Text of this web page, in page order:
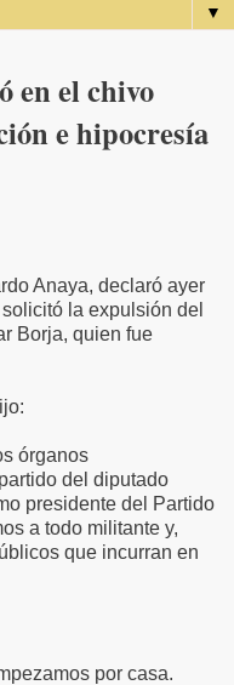
▼
en el chivo
e hipocresía
Anaya, declaró ayer
la expulsión del
Borja, quien fue
órganos
del diputado
presidente del Partido
a todo militante y,
que incurran en
por casa.